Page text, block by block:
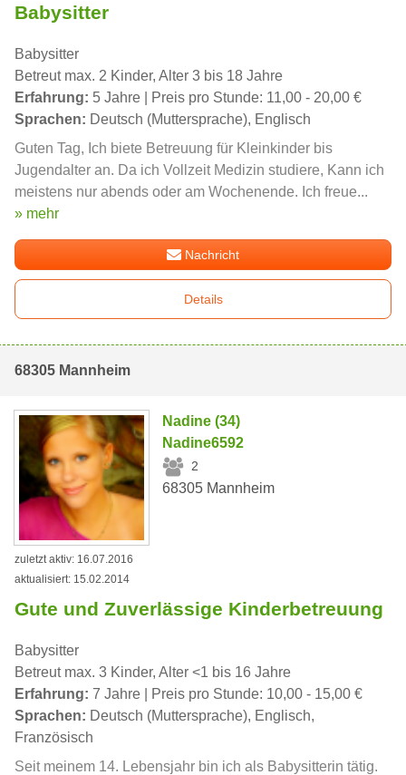
Babysitter
Babysitter
Betreut max. 2 Kinder, Alter 3 bis 18 Jahre
Erfahrung: 5 Jahre | Preis pro Stunde: 11,00 - 20,00 €
Sprachen: Deutsch (Muttersprache), Englisch
Guten Tag, Ich biete Betreuung für Kleinkinder bis
Jugendalter an. Da ich Vollzeit Medizin studiere, Kann ich
meistens nur abends oder am Wochenende. Ich freue...
» mehr
Nachricht
Details
68305 Mannheim
Nadine (34)
Nadine6592
2
68305 Mannheim
zuletzt aktiv: 16.07.2016
aktualisiert: 15.02.2014
Gute und Zuverlässige Kinderbetreuung
Babysitter
Betreut max. 3 Kinder, Alter <1 bis 16 Jahre
Erfahrung: 7 Jahre | Preis pro Stunde: 10,00 - 15,00 €
Sprachen: Deutsch (Muttersprache), Englisch,
Französisch
Seit meinem 14. Lebensjahr bin ich als Babysitterin tätig.